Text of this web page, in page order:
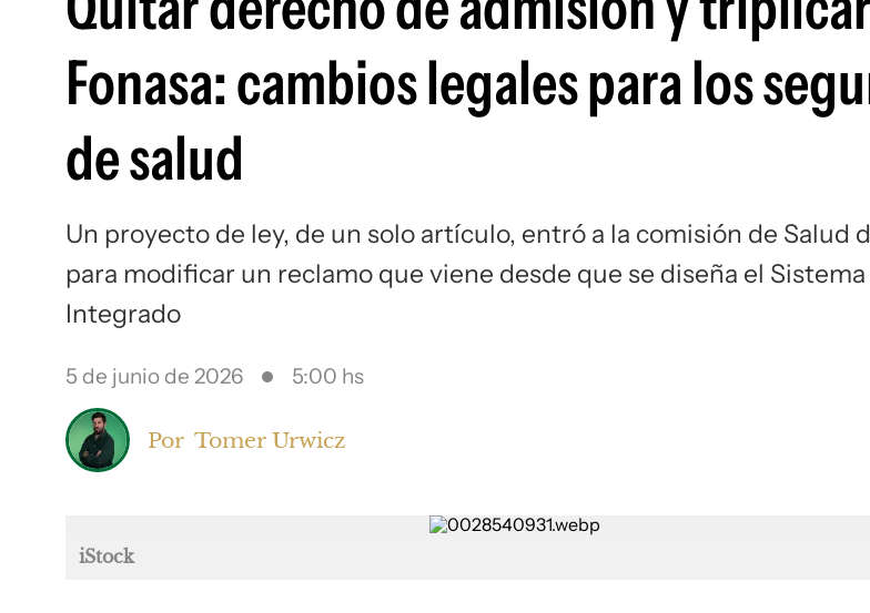
Fonasa: cambios legales para los
de salud
Un proyecto de ley, de un solo artículo, entró a la comisión de Salud
para modificar un reclamo que viene desde que se diseña el
Integrado
5 de junio de 2026 5:00 hs
Por Tomer Urwicz
iStock